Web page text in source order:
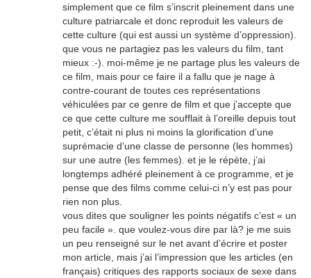
simplement que ce film s’inscrit pleinement dans une
culture patriarcale et donc reproduit les valeurs de
cette culture (qui est aussi un système d’oppression).
que vous ne partagiez pas les valeurs du film, tant
mieux :-). moi-même je ne partage plus les valeurs de
ce film, mais pour ce faire il a fallu que je nage à
contre-courant de toutes ces représentations
véhiculées par ce genre de film et que j’accepte que
ce que cette culture me soufflait à l’oreille depuis tout
petit, c’était ni plus ni moins la glorification d’une
suprémacie d’une classe de personne (les hommes)
sur une autre (les femmes). et je le répète, j’ai
longtemps adhéré pleinement à ce programme, et je
pense que des films comme celui-ci n’y est pas pour
rien non plus.
vous dites que souligner les points négatifs c’est « un
peu facile ». que voulez-vous dire par là? je me suis
un peu renseigné sur le net avant d’écrire et poster
mon article, mais j’ai l’impression que les articles (en
français) critiques des rapports sociaux de sexe dans